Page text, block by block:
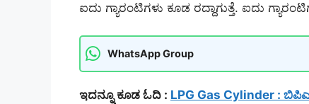
ಐದು ಗ್ಯಾರಂಟಿಗಳು ಕೂಡ ರದ್ದಾಗುತ್ತೆ. ಐದು
WhatsApp Group
ಇದನ್ನೂ ಕೂಡ ಓದಿ : LPG Gas Cylinder :